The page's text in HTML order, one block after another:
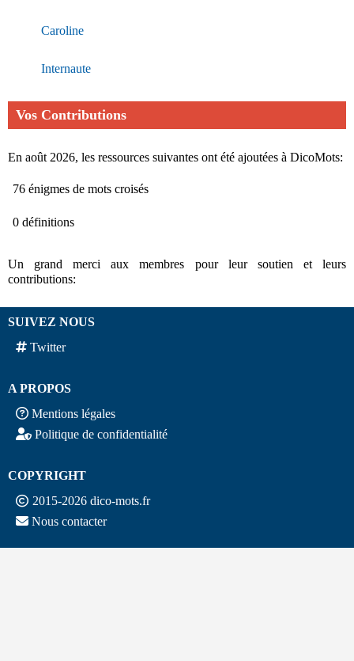
Caroline
Internaute
Vos Contributions
En août 2026, les ressources suivantes ont été ajoutées à DicoMots:
76 énigmes de mots croisés
0 définitions
Un grand merci aux membres pour leur soutien et leurs
contributions:
SUIVEZ NOUS
Twitter
A PROPOS
Mentions légales
Politique de confidentialité
COPYRIGHT
2015-2026 dico-mots.fr
Nous contacter